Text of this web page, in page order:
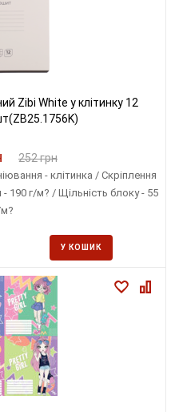
Zibi White у клітинку 12
252 грн
- клітинка / Скріплення
190 г/м? / Щільність блоку - 55
У КОШИК